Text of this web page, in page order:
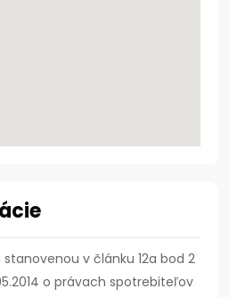
v článku 12a bod 2
o právach spotrebiteľov